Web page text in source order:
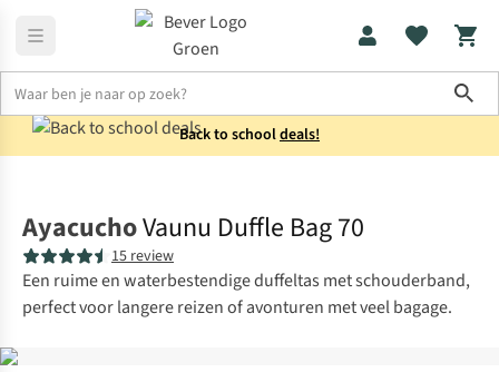
Back to schooldeals!
AyacuchoVaunu Duffle Bag 70
15 review
Een ruime en waterbestendige duffeltas met schouderband,
perfect voor langere reizen of avonturen met veel bagage.